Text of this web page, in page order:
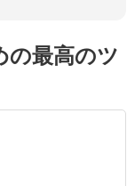
の最高のツ